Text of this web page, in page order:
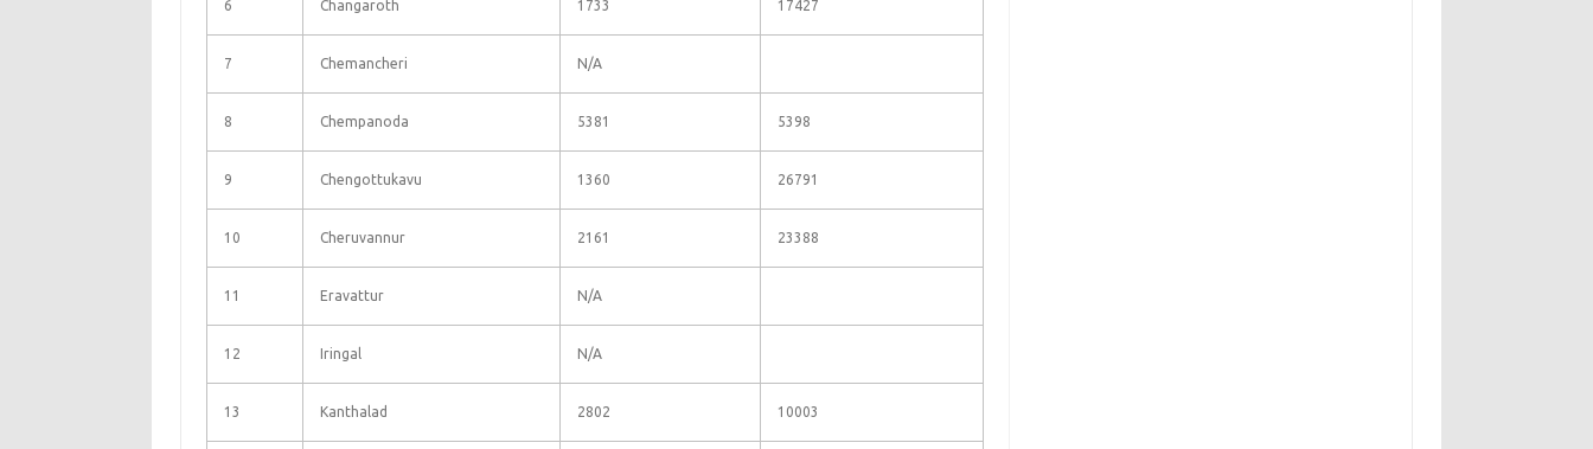
6 Changaroth 1733 17427
7 Chemancheri N/A
8 Chempanoda 5381 5398
9 Chengottukavu 1360 26791
10 Cheruvannur 2161 23388
11 Eravattur N/A
12 Iringal N/A
13 Kanthalad 2802 10003